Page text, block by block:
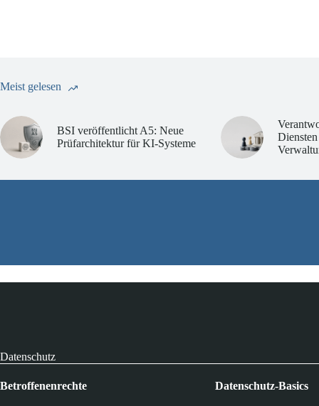
Meist gelesen
BSI veröffentlicht A5: Neue
Prüfarchitektur für KI-Systeme
Datenschutz
Betroffenenrechte Datenschutz-Basics